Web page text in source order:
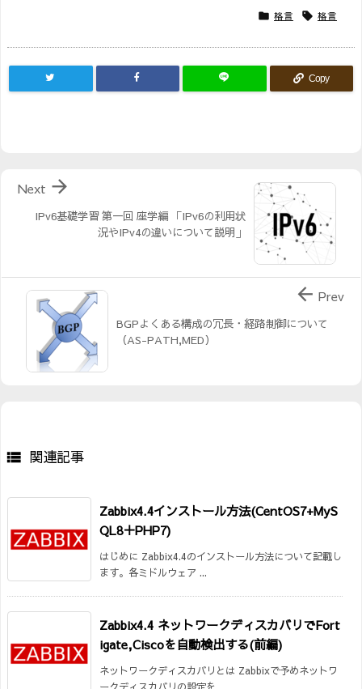
 格言  格言
Copy
IPv6基礎学習 第一回 座学編 「IPv6の利用状
況やIPv4の違いについて説明」

Next
BGPよくある構成の冗長・経路制御について
（AS-PATH,MED）
 Prev
 関連記事
Zabbix4.4インストール方法(CentOS7+MyS
QL8＋PHP7)
はじめに Zabbix4.4のインストール方法について記載し
ます。各ミドルウェア ...
Zabbix4.4 ネットワークディスカバリでFort
igate,Ciscoを自動検出する(前編)
ネットワークディスカバリとは Zabbixで予めネットワ